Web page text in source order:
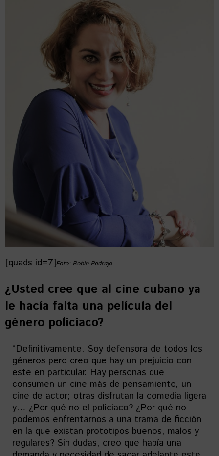
[quads id=7]Foto: Robin Pedraja
¿Usted cree que al cine cubano ya
le hacía falta una película del
género policiaco?
“Definitivamente. Soy defensora de todos los
géneros pero creo que hay un prejuicio con
este en particular. Hay personas que
consumen un cine más de pensamiento, un
cine de actor; otras disfrutan la comedia ligera
y… ¿Por qué no el policiaco? ¿Por qué no
podemos enfrentarnos a una trama de ficción
en la que existan prototipos buenos, malos y
regulares? Sin dudas, creo que había una